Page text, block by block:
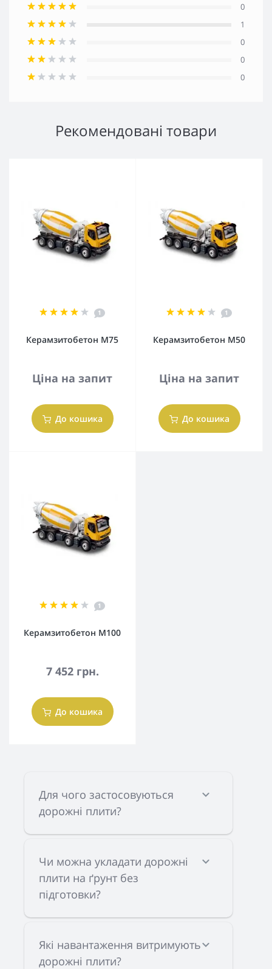
0
1
0
0
0
Рекомендовані товари
1
Керамзитобетон М75
Ціна на запит
До кошика
1
Керамзитобетон М50
Ціна на запит
До кошика
1
Керамзитобетон М100
7 452 грн.
До кошика
Для чого застосовуються
дорожні плити?
Чи можна укладати дорожні
плити на ґрунт без
підготовки?
Які навантаження витримують
дорожні плити?